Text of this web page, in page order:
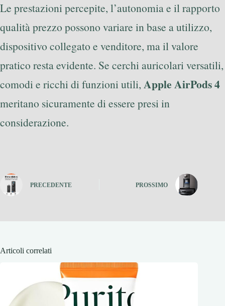
Le prestazioni percepite, l’autonomia e il rapporto
qualità prezzo possono variare in base a utilizzo,
dispositivo collegato e venditore, ma il valore
pratico resta evidente. Se cerchi auricolari versatili,
comodi e ricchi di funzioni utili, Apple AirPods 4
meritano sicuramente di essere presi in
considerazione.
PRECEDENTE PROSSIMO
Articoli correlati